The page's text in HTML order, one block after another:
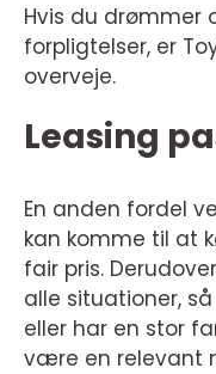
Hvis du
forpligtelser, er
overveje.
Leasing
En anden fordel
kan komme til at
fair pris.
alle situationer,
eller har en stor
være en relevant